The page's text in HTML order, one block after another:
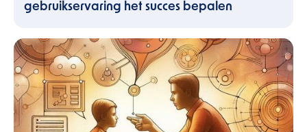
gebruikservaring het succes bepalen